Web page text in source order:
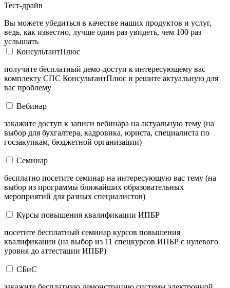
Тест-драйв
Вы можете убедиться в качестве наших продуктов и услуг,
ведь, как известно, лучше один раз увидеть, чем 100 раз
услышать
КонсультантПлюс
получите бесплатный демо-доступ к интересующему вас
комплекту СПС КонсультантПлюс и решите актуальную для
вас проблему
Вебинар
закажите доступ к записи вебинара на актуальную тему (на
выбор для бухгалтера, кадровика, юриста, специалиста по
госзакупкам, бюджетной организации)
Семинар
бесплатно посетите семинар на интересующую вас тему (на
выбор из программы ближайших образовательных
мероприятий для разных специалистов)
Курсы повышения квалификации ИПБР
посетите бесплатный семинар курсов повышения
квалификации (на выбор из 11 спецкурсов ИПБР с нулевого
уровня до аттестации ИПБР)
СБиС